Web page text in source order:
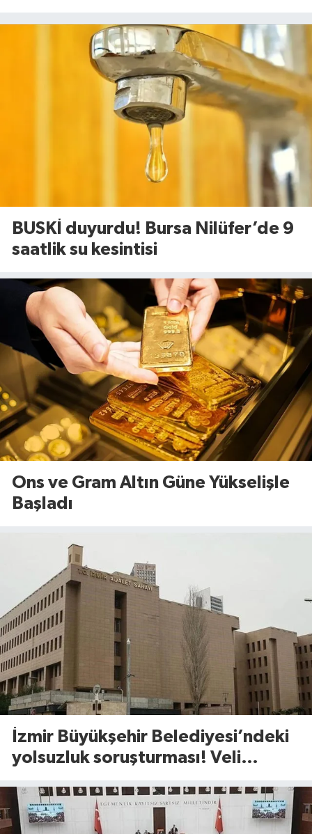
BUSKİ duyurdu! Bursa Nilüfer’de 9
saatlik su kesintisi
Ons ve Gram Altın Güne Yükselişle
Başladı
İzmir Büyükşehir Belediyesi’ndeki
yolsuzluk soruşturması! Veli